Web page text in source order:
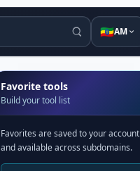
🇪🇹AM
Favorite tools
Build your tool list
Favorites are saved to your account
and available across subdomains.